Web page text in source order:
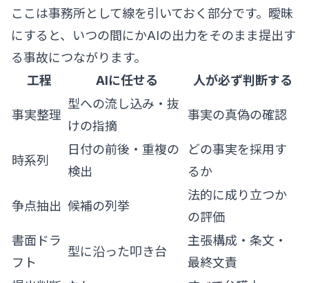
ここは事務所として線を引いておく部分です。曖昧
にすると、いつの間にかAIの出力をそのまま提出す
る事故につながります。
工程
AIに任せる 人が必ず判断する
事実整理
型への流し込み・抜
けの指摘
事実の真偽の確認
時系列
日付の前後・重複の
検出
どの事実を採用す
るか
争点抽出 候補の列挙
法的に成り立つか
の評価
書面ドラ
フト
型に沿った叩き台
主張構成・条文・
最終文責